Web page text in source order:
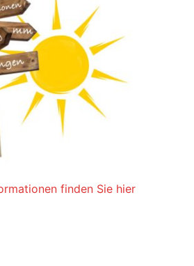
finden Sie hier